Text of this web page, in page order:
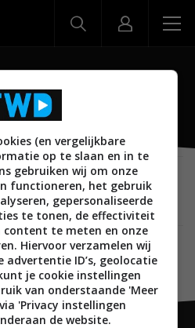
2
WEARABLES 04 JUNI 2026
de OpenDots 2: de nieuwste
Open-Ear oordopjes
(en vergelijkbare
op te slaan en in te
gebruiken wij om onze
functioneren, het gebruik
gepersonaliseerde
te tonen, de effectiviteit
content te meten en onze
Hiervoor verzamelen wij
advertentie ID’s, geolocatie
je cookie instellingen
van onderstaande 'Meer
'Privacy instellingen
de website.